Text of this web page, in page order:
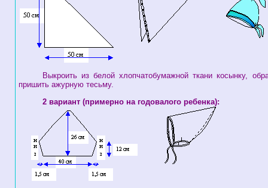
Выкроить из белой хлопчатобумажной ткани косынку,
пришить ажурную тесьму.
2 вариант (примерно на годовалого ребенка):